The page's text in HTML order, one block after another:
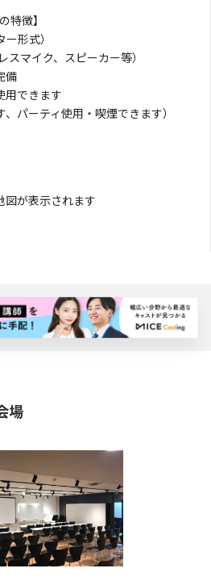
特徴】
形式）
マイク、スピーカー等）
備
用できます
パーティ使用・喫煙できます）
が表示されます
場